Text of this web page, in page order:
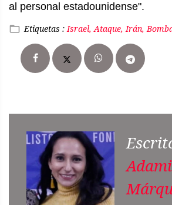
al personal estadounidense".
Etiquetas :Israel, Ataque, Irán,